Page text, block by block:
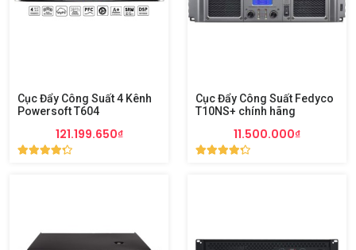
Cục Đẩy Công Suất 4 Kênh
Powersoft T604
121.199.650₫
Cục Đẩy Công Suất Fedyco
T10NS+ chính hãng
11.500.000₫